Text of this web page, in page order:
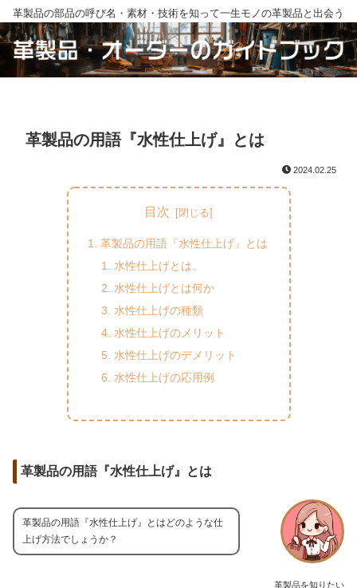
革製品の部品の呼び名・素材・技術を知って一生モノの革製品と出会う
革製品の用語『水性仕上げ』とは
2024.02.25
目次
革製品の用語『水性仕上げ』とは
水性仕上げとは。
水性仕上げとは何か
水性仕上げの種類
水性仕上げのメリット
水性仕上げのデメリット
水性仕上げの応用例
革製品の用語『水性仕上げ』とは
革製品を知りたい
革製品の用語『水性仕上げ』とはどのような仕
上げ方法でしょうか？